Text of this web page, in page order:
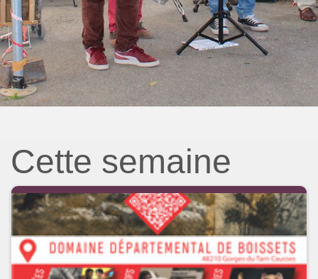
Cette semaine